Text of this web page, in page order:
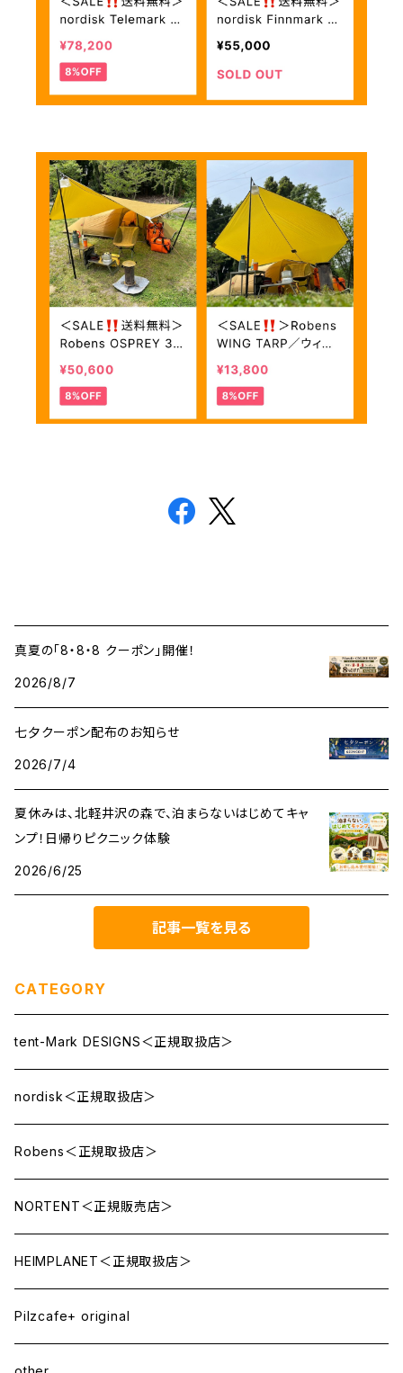
真夏の「8・8・8 クーポン」開催！
2026/8/7
七夕クーポン配布のお知らせ
2026/7/4
夏休みは、北軽井沢の森で、泊まらないはじめてキャ
ンプ！日帰りピクニック体験
2026/6/25
記事一覧を見る
CATEGORY
tent-Mark DESIGNS＜正規取扱店＞
nordisk＜正規取扱店＞
Robens＜正規取扱店＞
NORTENT＜正規販売店＞
HEIMPLANET＜正規取扱店＞
Pilzcafe+ original